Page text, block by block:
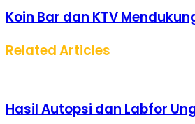
Koin Bar dan KTV
Related Articles
Hasil Autopsi dan Labfor